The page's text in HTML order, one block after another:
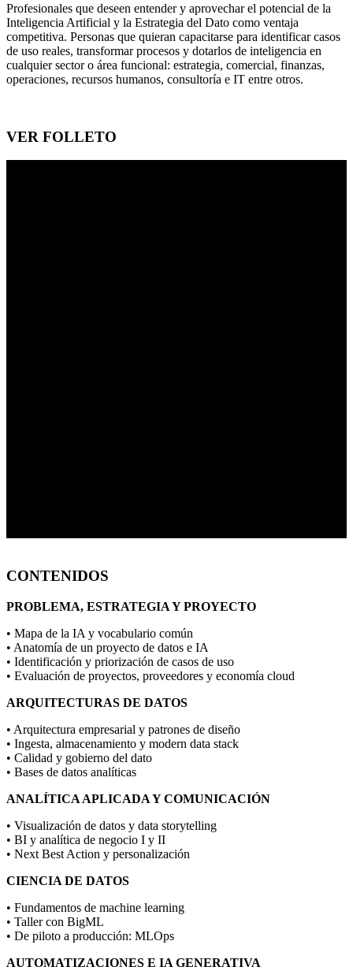
Profesionales que deseen entender y aprovechar el potencial de la
Inteligencia Artificial y la Estrategia del Dato como ventaja
competitiva. Personas que quieran capacitarse para identificar casos
de uso reales, transformar procesos y dotarlos de inteligencia en
cualquier sector o área funcional: estrategia, comercial, finanzas,
operaciones, recursos humanos, consultoría e IT entre otros.
VER FOLLETO
CONTENIDOS
PROBLEMA, ESTRATEGIA Y PROYECTO
• Mapa de la IA y vocabulario común
• Anatomía de un proyecto de datos e IA
• Identificación y priorización de casos de uso
• Evaluación de proyectos, proveedores y economía cloud
ARQUITECTURAS DE DATOS
• Arquitectura empresarial y patrones de diseño
• Ingesta, almacenamiento y modern data stack
• Calidad y gobierno del dato
• Bases de datos analíticas
ANALÍTICA APLICADA Y COMUNICACIÓN
• Visualización de datos y data storytelling
• BI y analítica de negocio I y II
• Next Best Action y personalización
CIENCIA DE DATOS
• Fundamentos de machine learning
• Taller con BigML
• De piloto a producción: MLOps
AUTOMATIZACIONES E IA GENERATIVA